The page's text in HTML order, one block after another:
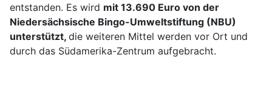
entstanden. Es wird mit 13.690 Euro von der
Niedersächsische Bingo-Umweltstiftung (NBU)
unterstützt, die weiteren Mittel werden vor Ort und
durch das Südamerika-Zentrum aufgebracht.